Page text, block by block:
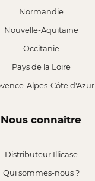
Normandie
Nouvelle-Aquitaine
Occitanie
Pays de la Loire
Alpes-Côte d'Azur
Nous connaître
Distributeur Illicase
Qui sommes-nous ?